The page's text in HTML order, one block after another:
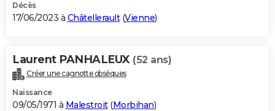
Décès
17/06/2023 à Châtellerault(Vienne)
Laurent PANHALEUX (52 ans)
Créer une cagnotte obsèques
Naissance
09/05/1971 à Malestroit(Morbihan)